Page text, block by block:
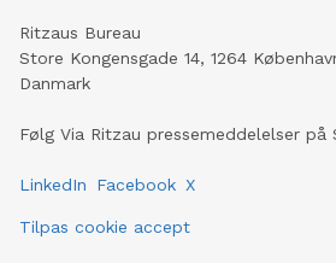
Ritzaus Bureau
Store Kongensgade 14, 1264
Danmark
Følg Via Ritzau pressemeddelelser på
LinkedIn Facebook X
Tilpas cookie accept